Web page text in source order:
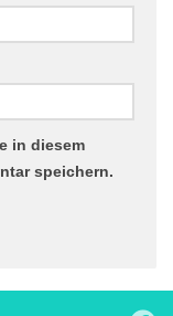
in diesem
speichern.